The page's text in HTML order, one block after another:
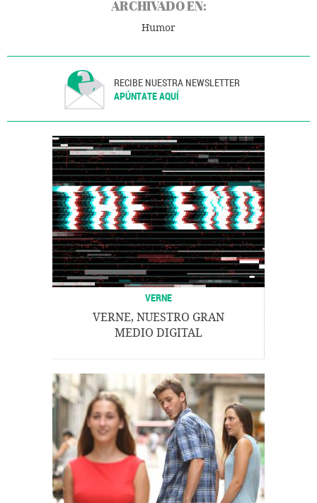
ARCHIVADO EN:
Humor
RECIBE NUESTRA NEWSLETTER
APÚNTATE AQUÍ
VERNE
VERNE, NUESTRO GRAN
MEDIO DIGITAL